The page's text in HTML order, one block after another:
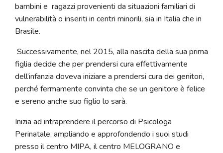
bambini e ragazzi provenienti da situazioni familiari di
vulnerabilità o inseriti in centri minorili, sia in Italia che in
Brasile.
Successivamente, nel 2015, alla nascita della sua prima
figlia decide che per prendersi cura effettivamente
dell’infanzia doveva iniziare a prendersi cura dei genitori,
perché fermamente convinta che se un genitore è felice
e sereno anche suo figlio lo sarà.
Inizia ad intraprendere il percorso di Psicologa
Perinatale, ampliando e approfondendo i suoi studi
presso il centro MIPA, il centro MELOGRANO e